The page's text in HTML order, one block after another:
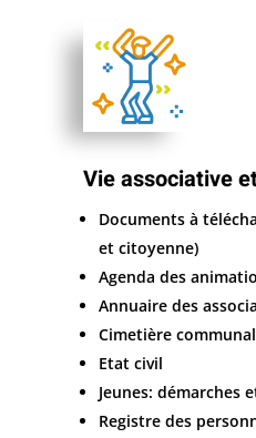
Vie associative
Documents à
et citoyenne)
Agenda des
Annuaire des
Cimetière communal
Etat civil
Jeunes: démarches
Registre des